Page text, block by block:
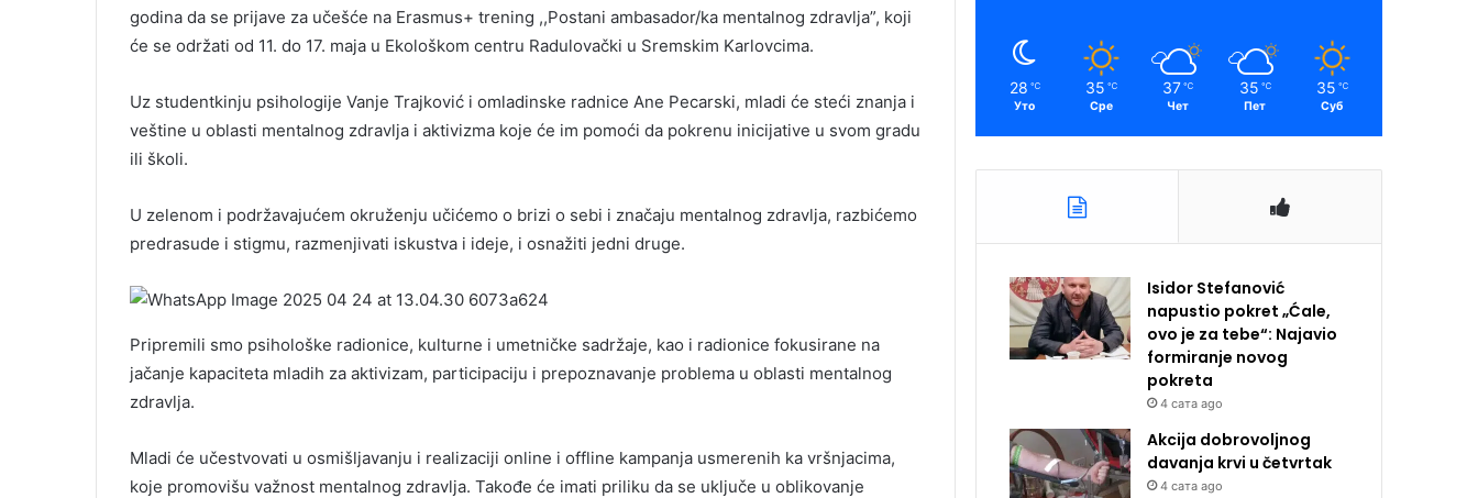
godina da se prijave za učešće na Erasmus+ trening ,,Postani ambasador/ka mentalnog zdravlja”, koji
će se održati od 11. do 17. maja u Ekološkom centru Radulovački u Sremskim Karlovcima.
Uz studentkinju psihologije Vanje Trajković i omladinske radnice Ane Pecarski, mladi će steći znanja i
veštine u oblasti mentalnog zdravlja i aktivizma koje će im pomoći da pokrenu inicijative u svom gradu
ili školi.
U zelenom i podržavajućem okruženju učićemo o brizi o sebi i značaju mentalnog zdravlja, razbićemo
predrasude i stigmu, razmenjivati iskustva i ideje, i osnažiti jedni druge.
Pripremili smo psihološke radionice, kulturne i umetničke sadržaje, kao i radionice fokusirane na
jačanje kapaciteta mladih za aktivizam, participaciju i prepoznavanje problema u oblasti mentalnog
zdravlja.
Mladi će učestvovati u osmišljavanju i realizaciji online i offline kampanja usmerenih ka vršnjacima,
koje promovišu važnost mentalnog zdravlja. Takođe će imati priliku da se uključe u oblikovanje
28 ℃
Уто
35 ℃
Сре
37 ℃
Чет
35 ℃
Пет
35 ℃
Суб
Isidor Stefanović
napustio pokret „Ćale,
ovo je za tebe“: Najavio
formiranje novog
pokreta
4 сата ago
Akcija dobrovoljnog
davanja krvi u četvrtak
4 сата ago